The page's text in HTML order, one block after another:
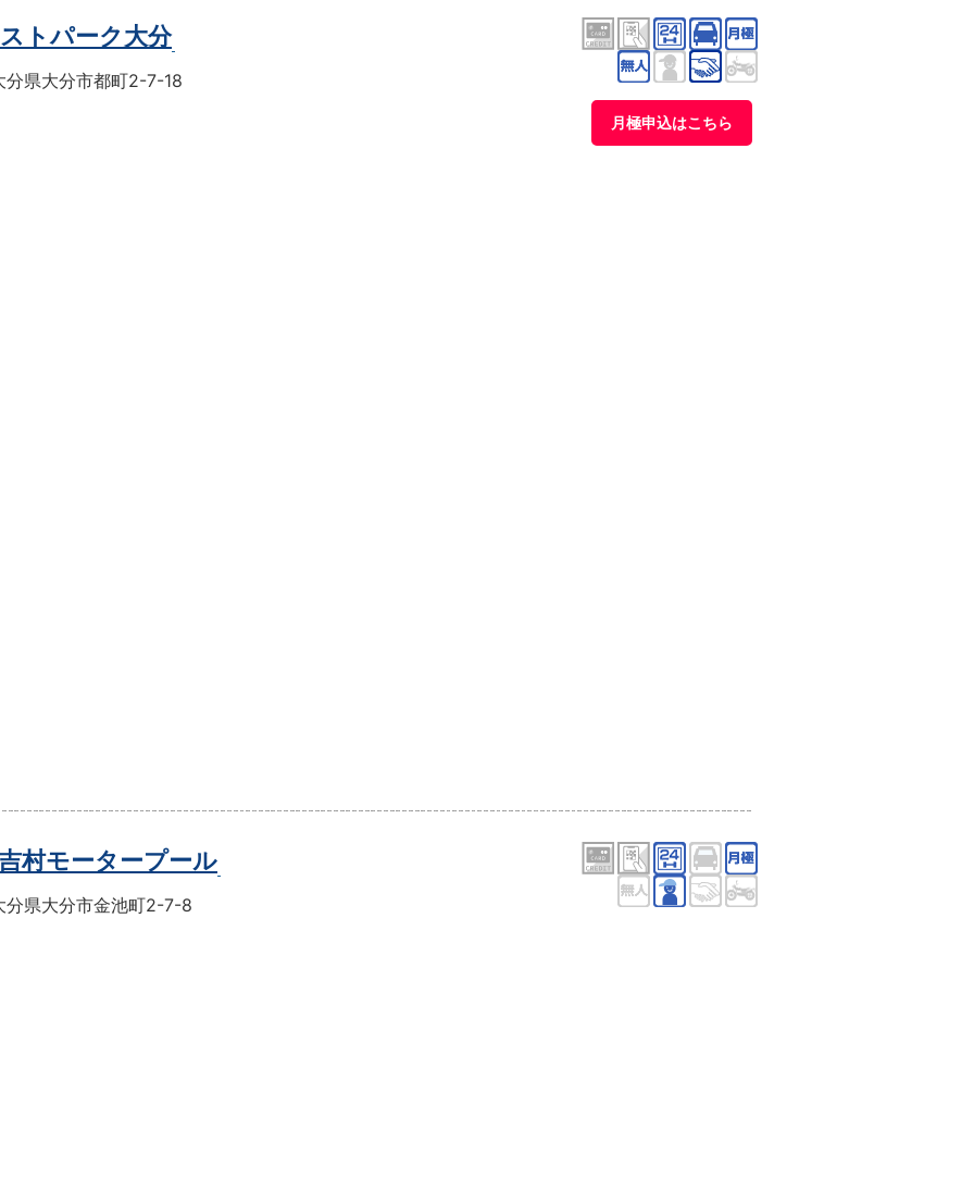
トパーク大分
分県大分市都町2-7-18
月極申込はこちら
村モータープール
分県大分市金池町2-7-8